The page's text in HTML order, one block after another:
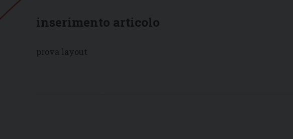
inserimento articolo
prova layout